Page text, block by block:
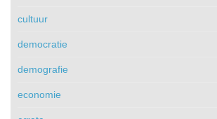
cultuur
democratie
demografie
economie